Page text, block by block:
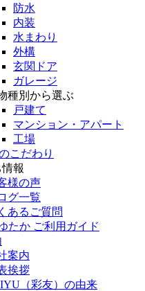
防水
内装
水まわり
外構
玄関ドア
ガレージ
種別から選ぶ
戸建て
マンション・アパート
工場
こだわり
報
様の声
グ一覧
あるご質問
たか ご利用ガイド
案内
挨拶
（彩友）の由来